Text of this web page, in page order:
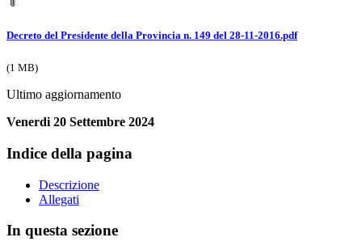
Decreto del Presidente della Provincia n. 149 del 28-11-2016.pdf
(1 MB)
Ultimo aggiornamento
Venerdi 20 Settembre 2024
Indice della pagina
Descrizione
Allegati
In questa sezione